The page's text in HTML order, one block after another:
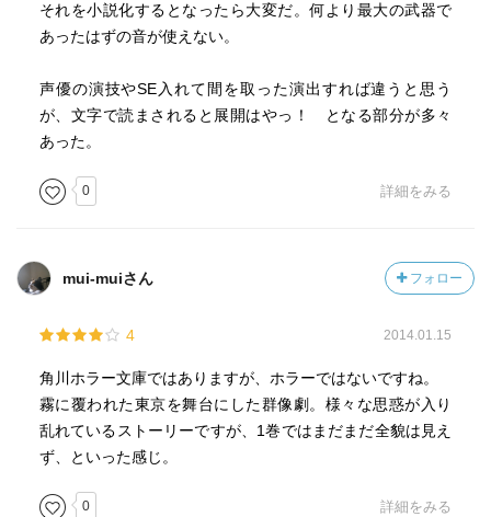
それを小説化するとなったら大変だ。何より最大の武器で
あったはずの音が使えない。
声優の演技やSE入れて間を取った演出すれば違うと思う
が、文字で読まされると展開はやっ！ となる部分が多々
あった。
0 詳細をみる
mui-muiさん フォロー
4 2014.01.15
角川ホラー文庫ではありますが、ホラーではないですね。
霧に覆われた東京を舞台にした群像劇。様々な思惑が入り
乱れているストーリーですが、1巻ではまだまだ全貌は見え
ず、といった感じ。
0 詳細をみる